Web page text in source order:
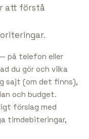
att förstå
på telefon eller
du gör och vilka
sajt (om det finns),
och budget.
förslag med
timdebiteringar,